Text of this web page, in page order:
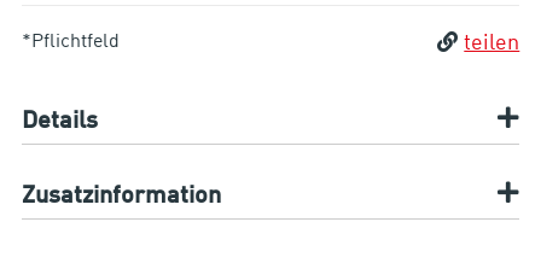
*Pflichtfeld teilen
Details
Zusatzinformation